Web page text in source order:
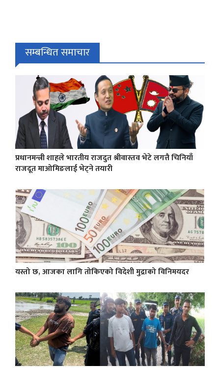
सम्बन्धित समाचार
प्रधानमन्त्री शाहले भारतीय राजदुत श्रीवास्तव भेटे लगत्तै चिनियाँ
राजदूत माओमिङलाई भेट्ने तयारी
यस्तो छ, आजका लागि तोकिएको विदेशी मुद्राको विनिमयदर